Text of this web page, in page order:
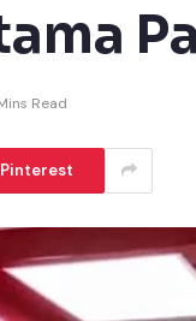
Read
Pinterest